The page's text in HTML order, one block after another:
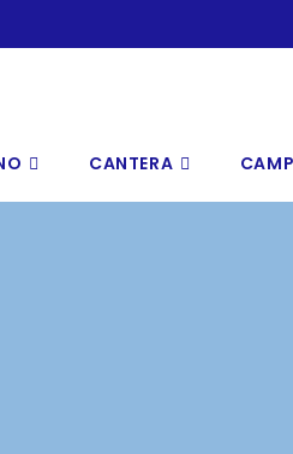
CANTERA